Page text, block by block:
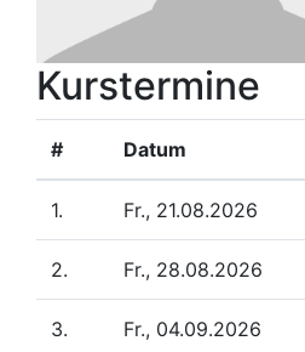
Kurstermine
# Datum
1. Fr., 21.08.2026
2. Fr., 28.08.2026
3. Fr., 04.09.2026